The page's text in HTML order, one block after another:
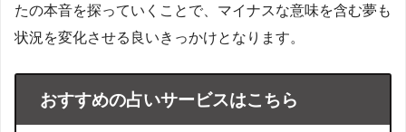
たの本音を探っていくことで、マイナスな意味を含む夢も
状況を変化させる良いきっかけとなります。
おすすめの占いサービスはこちら